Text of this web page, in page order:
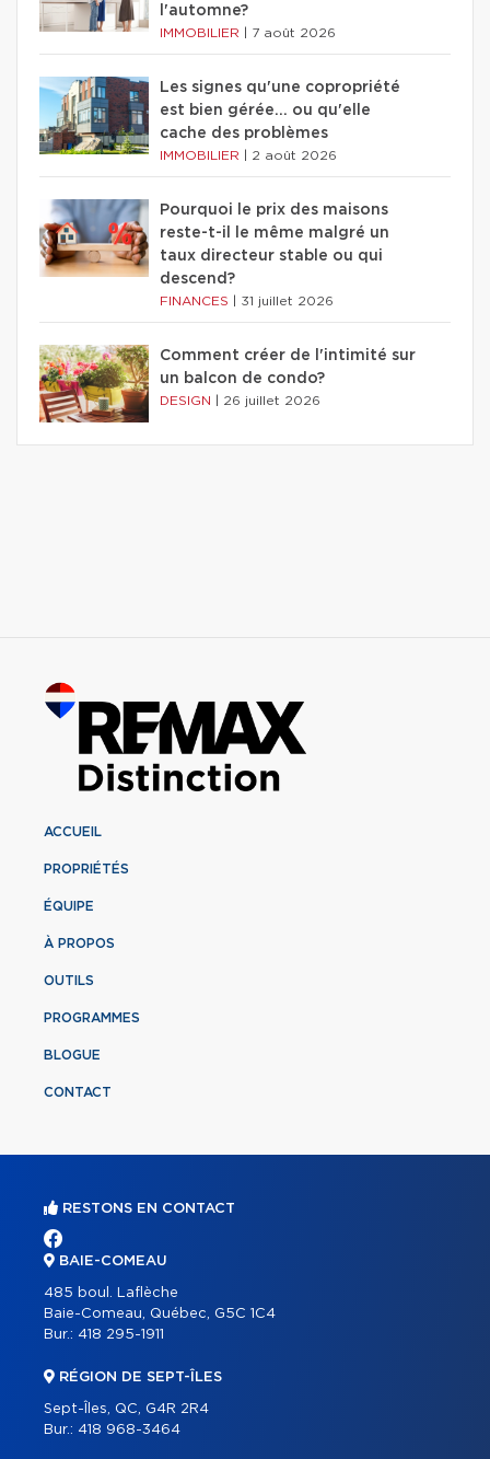
l'automne?
IMMOBILIER 7 août 2026
Les signes qu'une copropriété
est bien gérée… ou qu'elle
cache des problèmes
IMMOBILIER 2 août 2026
Pourquoi le prix des maisons
reste-t-il le même malgré un
taux directeur stable ou qui
descend?
FINANCES 31 juillet 2026
Comment créer de l'intimité sur
un balcon de condo?
DESIGN 26 juillet 2026
ACCUEIL
PROPRIÉTÉS
ÉQUIPE
À PROPOS
OUTILS
PROGRAMMES
BLOGUE
CONTACT
RESTONS EN CONTACT
BAIE-COMEAU
485 boul. Laflèche
Baie-Comeau, Québec, G5C 1C4
Bur.: 418 295-1911
RÉGION DE SEPT-ÎLES
Sept-Îles, QC, G4R 2R4
Bur.: 418 968-3464